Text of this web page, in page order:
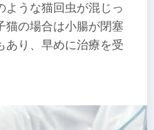
ような猫回虫が混じっ
猫の場合は小腸が閉塞
あり、早めに治療を受